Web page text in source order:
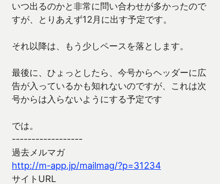
いつ出るのかと非常に問い合わせが多かったので
すが、とりあえず12月に出す予定です。
それ以降は、もう少しペースを落とします。
最後に、ひょっとしたら、今号からヘッダーに広
告が入っているかも知れないのですが、これは次
号からは入らないようにする予定です
では。
------------------
過去メルマガ
http://m-app.jp/mailmag/?p=31234
サイトURL